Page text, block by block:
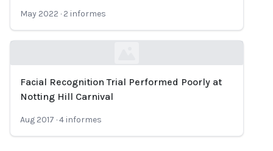
May 2022 · 2 informes
Loading...
Facial Recognition Trial Performed Poorly at
Notting Hill Carnival
Aug 2017 ·4 informes